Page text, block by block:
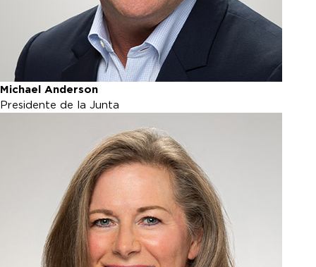
Michael Anderson
Presidente de la Junta